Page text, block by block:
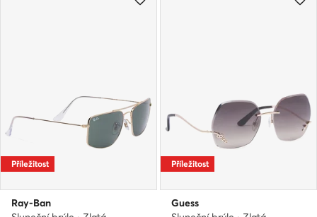
Příležitost
Ray-Ban
Příležitost
Guess